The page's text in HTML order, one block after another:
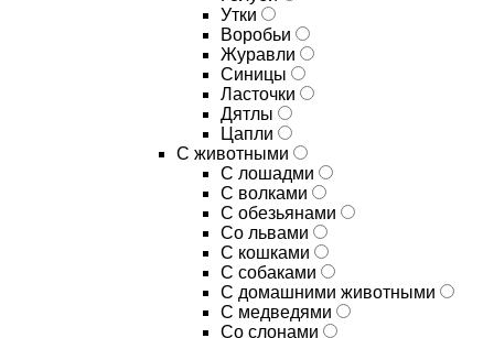
Утки
Воробьи
Журавли
Синицы
Ласточки
Дятлы
Цапли
С животными
С лошадми
С волками
С обезьянами
Со львами
С кошками
С собаками
С домашними животными
С медведями
Со слонами